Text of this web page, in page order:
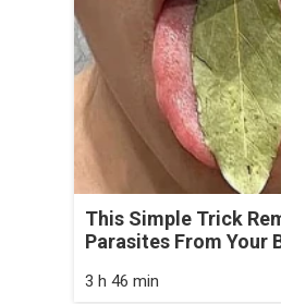
This Simple Trick
Parasites From Your
3 h 46 min